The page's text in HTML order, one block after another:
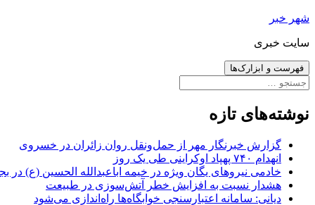
رفتن
نوشته‌ها
شهر خبر
سایت خبری
فهرست و ابزارک‌ها
جستجو
نوشته‌های تازه
گزارش خبرنگار مهر از حمل‌ونقل روان زائران در خسروی
انهدام ۷۴۰ پهپاد اوکراینی طی یک روز
خادمی نیروهای یگان ویژه در خیمه اباعبدالله الحسین (ع) در
هشدار نسبت به افزایش خطر آتش‌سوزی در طبیعت
دیانی: سامانه اعتبارسنجی خوابگاه‌ها راه‌اندازی می‌شود